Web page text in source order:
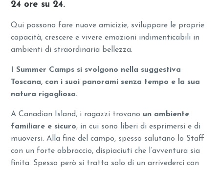
24 ore su 24.
Qui possono fare nuove amicizie, sviluppare le proprie
capacità, crescere e vivere emozioni indimenticabili in
ambienti di straordinaria bellezza.
I Summer Camps si svolgono nella suggestiva
Toscana, con i suoi panorami senza tempo e la sua
natura rigogliosa.
A Canadian Island, i ragazzi trovano un ambiente
familiare e sicuro, in cui sono liberi di esprimersi e di
muoversi. Alla fine del campo, spesso salutano lo Staff
con un forte abbraccio, dispiaciuti che l’avventura sia
finita. Spesso però si tratta solo di un arrivederci con